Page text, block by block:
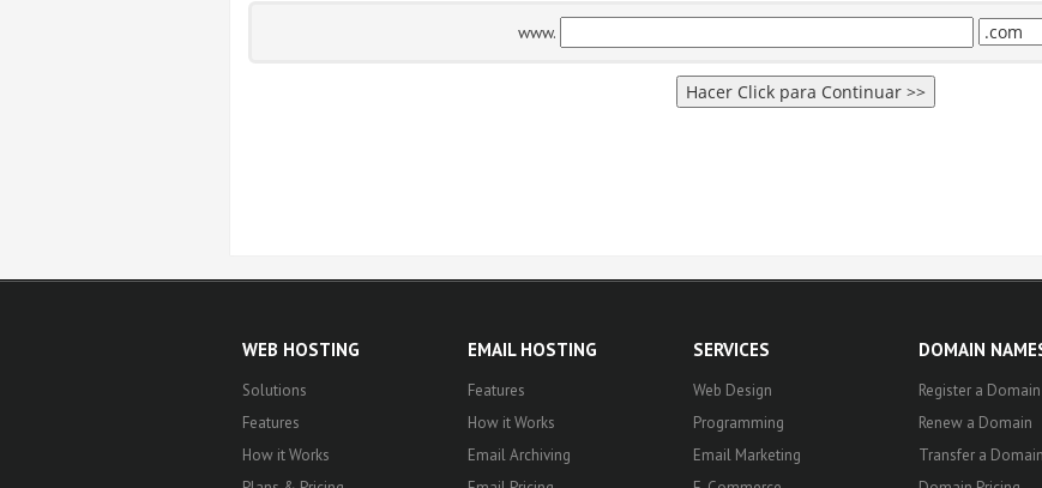
www.
WEB HOSTING
Solutions
Features
How it Works
EMAIL HOSTING
Features
How it Works
Email Archiving
SERVICES
Web Design
Programming
Email Marketing
DOMAIN
Register a Domain
Renew a Domain
Transfer a Domain